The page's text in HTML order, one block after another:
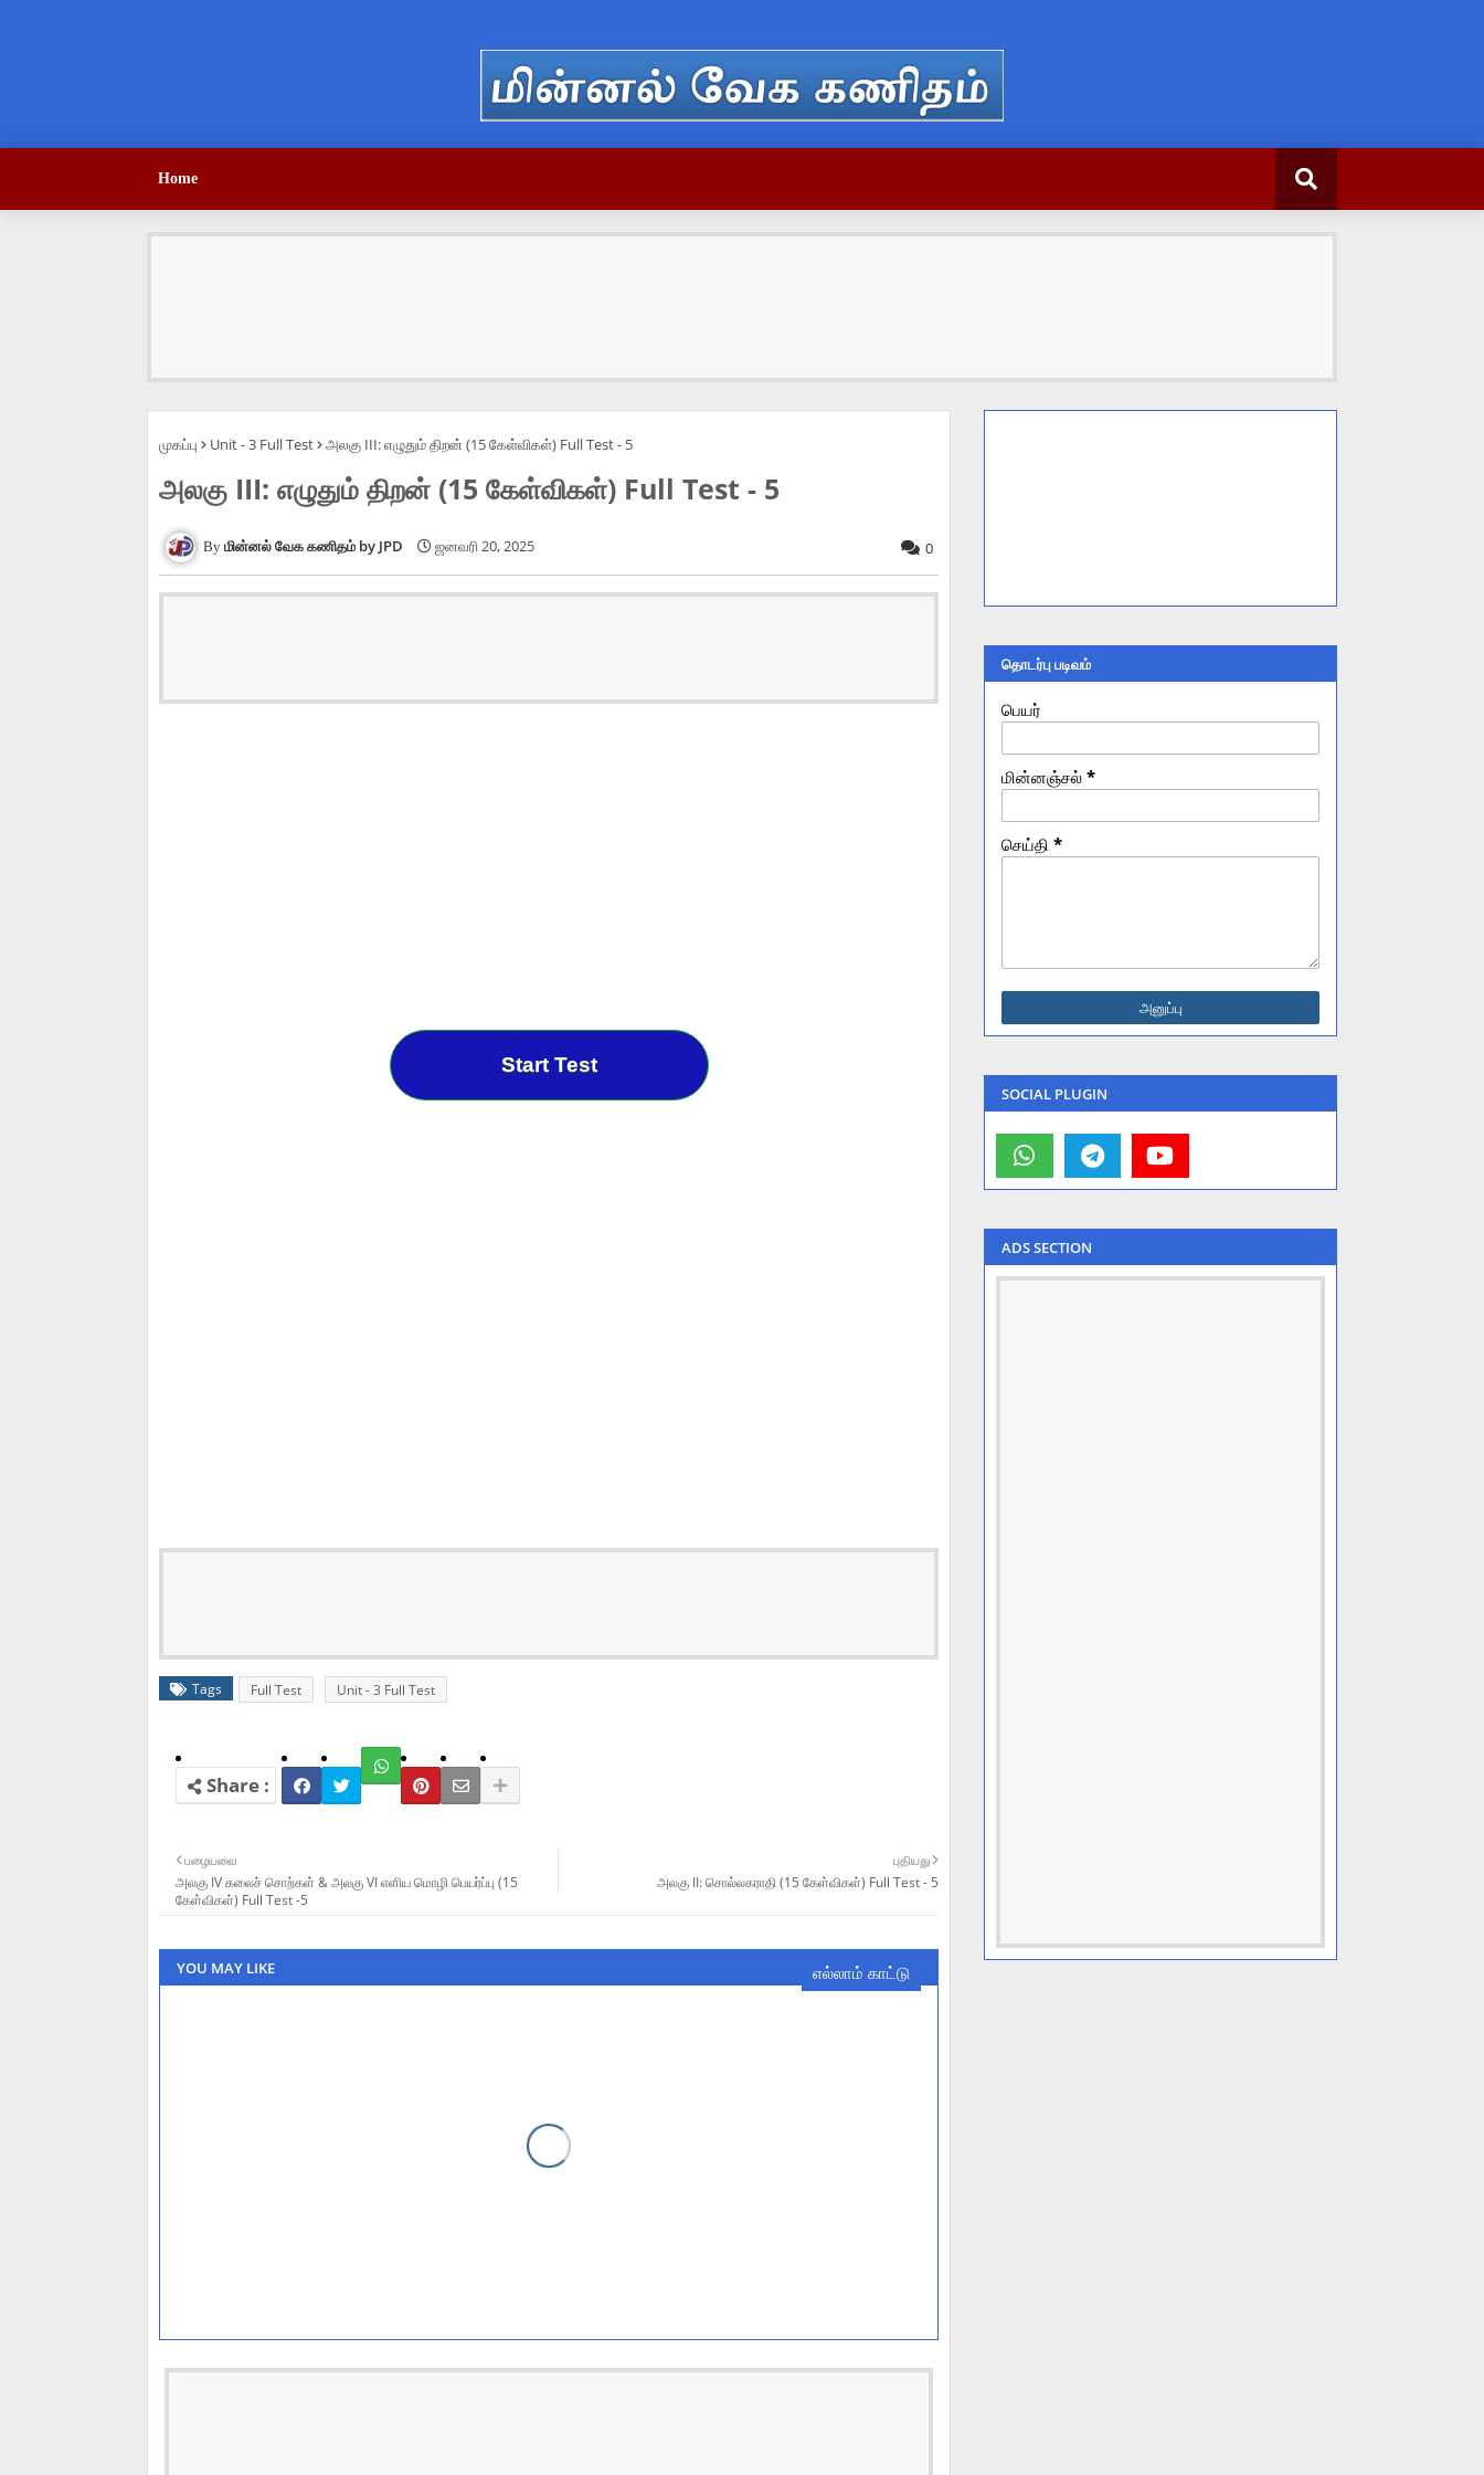
Home
முகப்பு Unit - 3 Full Test அலகு III: எழுதும் திறன் (15 கேள்விகள்) Full Test - 5
அலகு III: எழுதும் திறன் (15 கேள்விகள்) Full Test - 5
மின்னல் வேக கணிதம் by JPD ஜனவரி 20, 2025 0
Start Test
Tags Full Test Unit - 3 Full Test
புதியது
அலகு II: சொல்லகராதி (15 கேள்விகள்) Full Test - 5
பழையவை
அலகு IV கலைச் சொற்கள் & அலகு VI எளிய மொழி பெயர்ப்பு (15
கேள்விகள்) Full Test -5
YOU MAY LIKE எல்லாம் காட்டு
தொடர்பு படிவம்
பெயர்
மின்னஞ்சல் *
செய்தி *
SOCIAL PLUGIN
ADS SECTION